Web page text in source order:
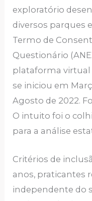
exploratório
diversos parques
Termo de
Questionário
plataforma virtual
se iniciou em
Agosto de 2022.
O intuito foi o
para a análise
Critérios de
anos, praticantes
independente do